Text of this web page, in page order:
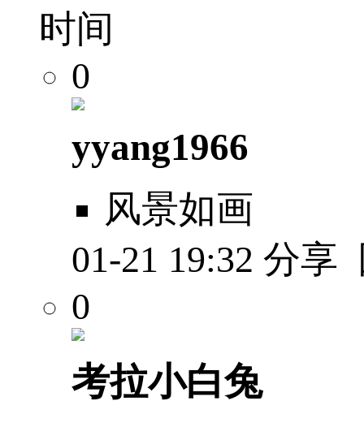
时间
0
yyang1966
风景如画
01-21 19:32 分享
0
考拉小白兔